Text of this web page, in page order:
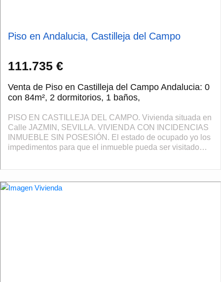
Piso en Andalucia, Castilleja del Campo
111.735 €
Venta de Piso en Castilleja del Campo Andalucia: 0
con 84m², 2 dormitorios, 1 baños,
PISO EN CASTILLEJA DEL CAMPO. Vivienda situada en
Calle JAZMIN, SEVILLA. VIVIENDA CON INCIDENCIAS
INMUEBLE SIN POSESIÓN. El estado de ocupado yo los
impedimentos para que el inmueble pueda ser visitado